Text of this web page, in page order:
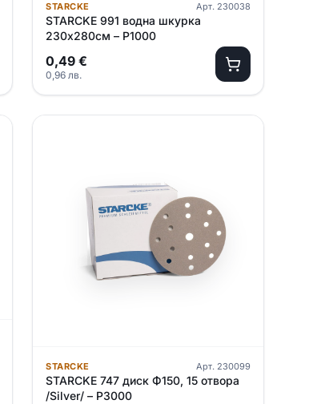
STARCKE Арт. 230038
STARCKE 991 водна шкурка
230х280см – P1000
0,49 €
0,96 лв.
STARCKE Арт. 230099
STARCKE 747 диск Ф150, 15 отвора
/Silver/ – P3000